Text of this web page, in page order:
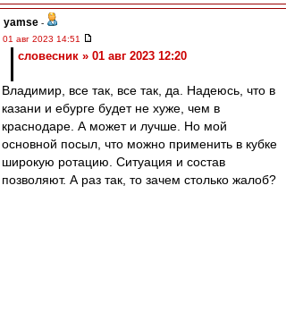
yamse -
01 авг 2023 14:51
словесник » 01 авг 2023 12:20
Владимир, все так, все так, да. Надеюсь, что в
казани и ебурге будет не хуже, чем в
краснодаре. А может и лучше. Но мой
основной посыл, что можно применить в кубке
широкую ротацию. Ситуация и состав
позволяют. А раз так, то зачем столько жалоб?